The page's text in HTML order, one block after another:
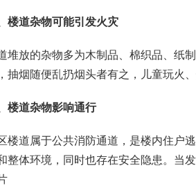
楼道杂物可能引发火灾
堆放的杂物多为木制品、棉织品、纸
抽烟随便乱扔烟头者有之，儿童玩火
楼道杂物影响通行
楼道属于公共消防通道，是楼内住户
整体环境，同时也存在安全隐患。当